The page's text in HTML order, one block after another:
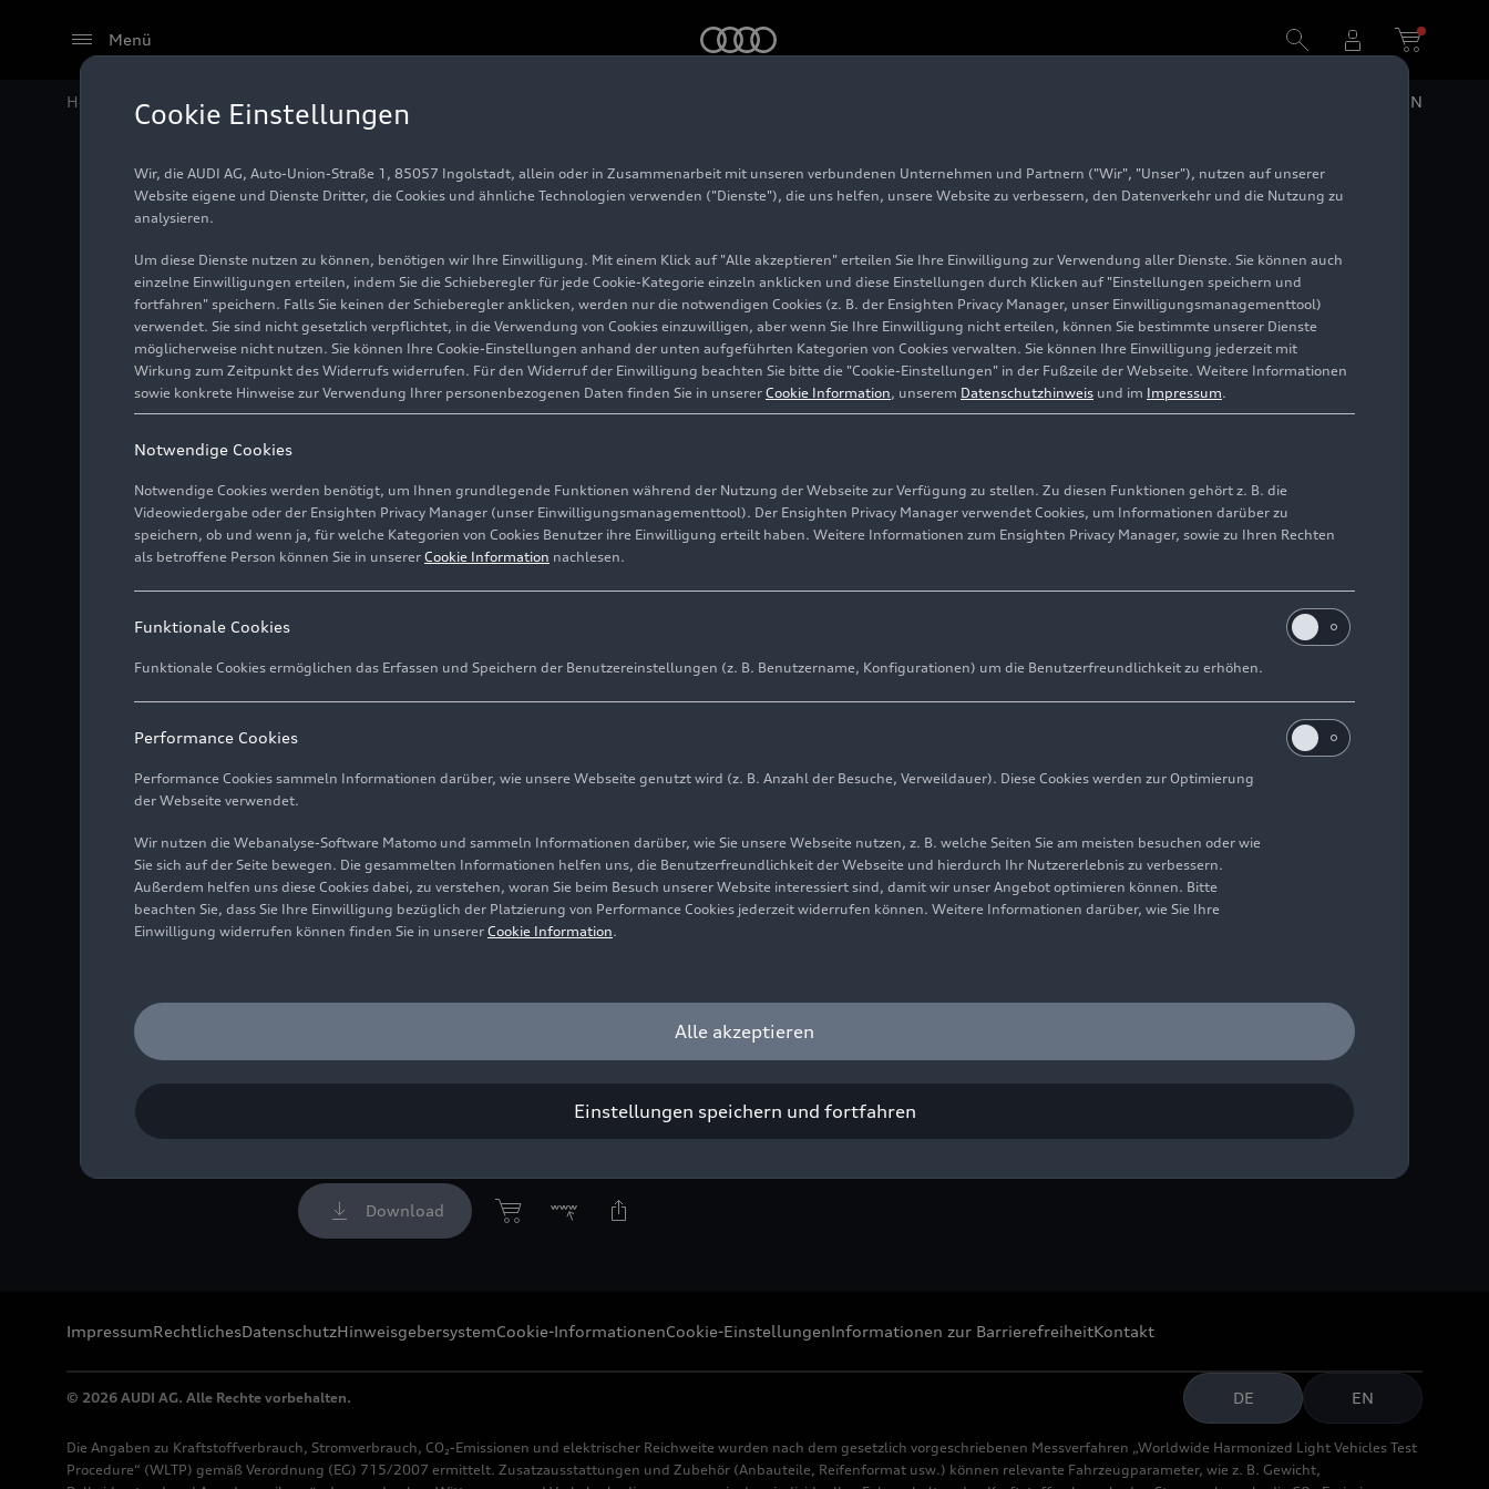
Menü
Home Audi Media Center Fotos EN
Neu im Handel verfügbar: die A6
Limousine
Foto 24.07.2025
Exterieur-Designer Francesco d’Amore (li.) zeigt Aerodynamik-Entwickler Sebastian Weiper (re.) an der Audi A6
Download
ImpressumRechtlichesDatenschutzHinweisgebersystemCookie-InformationenCookie-EinstellungenInformationen zur BarrierefreiheitKontakt
© 2026 AUDI AG. Alle Rechte vorbehalten. DE EN
Die Angaben zu Kraftstoffverbrauch, Stromverbrauch, CO₂-Emissionen und elektrischer Reichweite wurden nach dem gesetzlich vorgeschriebenen Messverfahren „Worldwide Harmonized Light Vehicles Test
Procedure“ (WLTP) gemäß Verordnung (EG) 715/2007 ermittelt. Zusatzausstattungen und Zubehör (Anbauteile, Reifenformat usw.) können relevante Fahrzeugparameter, wie z. B. Gewicht,
Cookie Einstellungen
Wir, die AUDI AG, Auto-Union-Straße 1, 85057 Ingolstadt, allein oder in Zusammenarbeit mit unseren verbundenen Unternehmen und Partnern ("Wir", "Unser"), nutzen auf unserer
Website eigene und Dienste Dritter, die Cookies und ähnliche Technologien verwenden ("Dienste"), die uns helfen, unsere Website zu verbessern, den Datenverkehr und die Nutzung zu
analysieren.
Um diese Dienste nutzen zu können, benötigen wir Ihre Einwilligung. Mit einem Klick auf "Alle akzeptieren" erteilen Sie Ihre Einwilligung zur Verwendung aller Dienste. Sie können auch
einzelne Einwilligungen erteilen, indem Sie die Schieberegler für jede Cookie-Kategorie einzeln anklicken und diese Einstellungen durch Klicken auf "Einstellungen speichern und
fortfahren" speichern. Falls Sie keinen der Schieberegler anklicken, werden nur die notwendigen Cookies (z. B. der Ensighten Privacy Manager, unser Einwilligungsmanagementtool)
verwendet. Sie sind nicht gesetzlich verpflichtet, in die Verwendung von Cookies einzuwilligen, aber wenn Sie Ihre Einwilligung nicht erteilen, können Sie bestimmte unserer Dienste
möglicherweise nicht nutzen. Sie können Ihre Cookie-Einstellungen anhand der unten aufgeführten Kategorien von Cookies verwalten. Sie können Ihre Einwilligung jederzeit mit
Wirkung zum Zeitpunkt des Widerrufs widerrufen. Für den Widerruf der Einwilligung beachten Sie bitte die "Cookie-Einstellungen" in der Fußzeile der Webseite. Weitere Informationen
sowie konkrete Hinweise zur Verwendung Ihrer personenbezogenen Daten finden Sie in unserer Cookie Information, unserem Datenschutzhinweis und im Impressum.
Notwendige Cookies
Notwendige Cookies werden benötigt, um Ihnen grundlegende Funktionen während der Nutzung der Webseite zur Verfügung zu stellen. Zu diesen Funktionen gehört z. B. die
Videowiedergabe oder der Ensighten Privacy Manager (unser Einwilligungsmanagementtool). Der Ensighten Privacy Manager verwendet Cookies, um Informationen darüber zu
speichern, ob und wenn ja, für welche Kategorien von Cookies Benutzer ihre Einwilligung erteilt haben. Weitere Informationen zum Ensighten Privacy Manager, sowie zu Ihren Rechten
als betroffene Person können Sie in unserer Cookie Information nachlesen.
Funktionale Cookies
Funktionale Cookies ermöglichen das Erfassen und Speichern der Benutzereinstellungen (z. B. Benutzername, Konfigurationen) um die Benutzerfreundlichkeit zu erhöhen.
Performance Cookies
Performance Cookies sammeln Informationen darüber, wie unsere Webseite genutzt wird (z. B. Anzahl der Besuche, Verweildauer). Diese Cookies werden zur Optimierung
der Webseite verwendet.
Wir nutzen die Webanalyse-Software Matomo und sammeln Informationen darüber, wie Sie unsere Webseite nutzen, z. B. welche Seiten Sie am meisten besuchen oder wie
Sie sich auf der Seite bewegen. Die gesammelten Informationen helfen uns, die Benutzerfreundlichkeit der Webseite und hierdurch Ihr Nutzererlebnis zu verbessern.
Außerdem helfen uns diese Cookies dabei, zu verstehen, woran Sie beim Besuch unserer Website interessiert sind, damit wir unser Angebot optimieren können. Bitte
beachten Sie, dass Sie Ihre Einwilligung bezüglich der Platzierung von Performance Cookies jederzeit widerrufen können. Weitere Informationen darüber, wie Sie Ihre
Einwilligung widerrufen können finden Sie in unserer Cookie Information.
Alle akzeptieren
Einstellungen speichern und fortfahren